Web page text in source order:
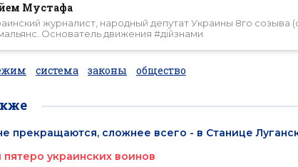
Мустафа
журналист, народный депутат Украины 8го созыва
Основатель движения #дійзнами
система законы общество
прекращаются, сложнее всего - в Станице
пятеро украинских воинов